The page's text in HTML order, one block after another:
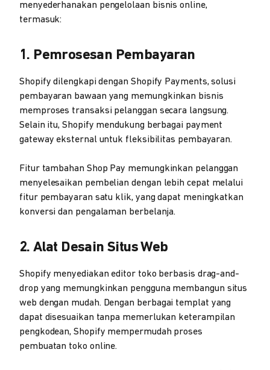
menyederhanakan pengelolaan bisnis online,
termasuk:
1. Pemrosesan Pembayaran
Shopify dilengkapi dengan Shopify Payments, solusi
pembayaran bawaan yang memungkinkan bisnis
memproses transaksi pelanggan secara langsung.
Selain itu, Shopify mendukung berbagai payment
gateway eksternal untuk fleksibilitas pembayaran.
Fitur tambahan Shop Pay memungkinkan pelanggan
menyelesaikan pembelian dengan lebih cepat melalui
fitur pembayaran satu klik, yang dapat meningkatkan
konversi dan pengalaman berbelanja.
2. Alat Desain Situs Web
Shopify menyediakan editor toko berbasis drag-and-
drop yang memungkinkan pengguna membangun situs
web dengan mudah. Dengan berbagai templat yang
dapat disesuaikan tanpa memerlukan keterampilan
pengkodean, Shopify mempermudah proses
pembuatan toko online.